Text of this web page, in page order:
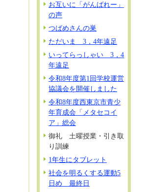
お互いに「がんばれー」
の声
つばめさんの巣
ただいま 3，4年遠足
いってらっしゃい 3，4
年遠足
令和8年度第1回学校運営
協議会を開催しました
令和8年度西東京市青少
年育成会「メタセコイ
ア」総会
御礼 土曜授業・引き取
り訓練
1年生にタブレット
社会を明るくする運動5
日め 最終日